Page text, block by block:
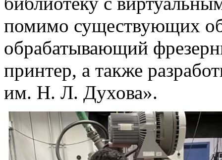
помимо существующих
обрабатывающий
принтер, а также
им. Н. Л. Духова».